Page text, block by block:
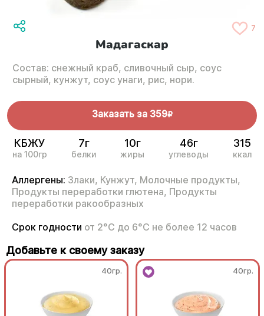
7
Мадагаскар
Состав: снежный краб, сливочный сыр, соус
сырный, кунжут, соус унаги, рис, нори.
Заказать за 359R
КБЖУ
на 100гр
7г
белки
10г
жиры
46г
углеводы
315
ккал
Аллергены: Злаки, Кунжут, Молочные продукты,
Продукты переработки глютена, Продукты
переработки ракообразных
Срок годности от 2°С до 6°С не более 12 часов
Добавьте к своему заказу
40гр. 40гр.